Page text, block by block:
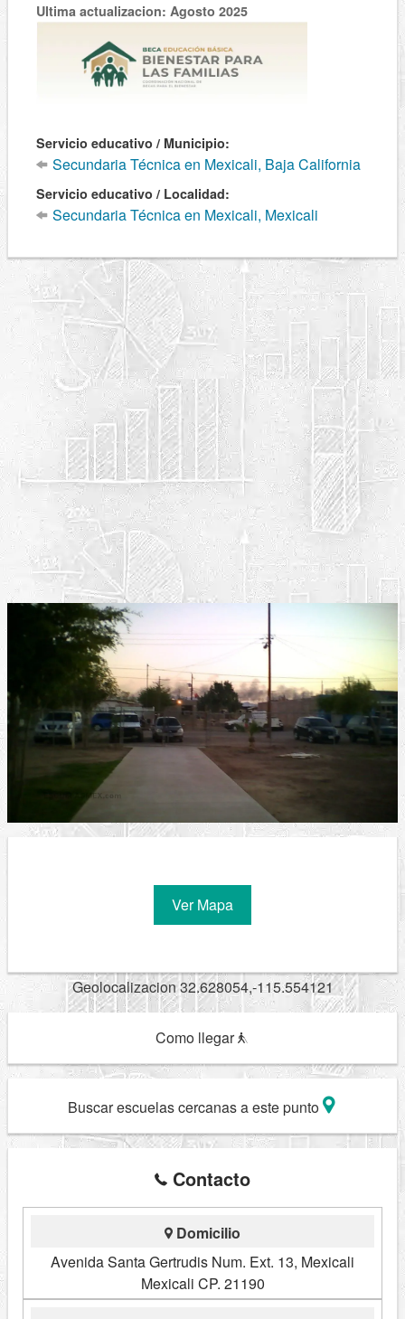
Ultima actualizacion: Agosto 2025
Servicio educativo / Municipio:
Secundaria Técnica en Mexicali, Baja California
Servicio educativo / Localidad:
Secundaria Técnica en Mexicali, Mexicali
Ver Mapa
Geolocalizacion 32.628054,-115.554121
Como llegar
Buscar escuelas cercanas a este punto
Contacto
Domicilio
Avenida Santa Gertrudis Num. Ext. 13, Mexicali
Mexicali CP. 21190